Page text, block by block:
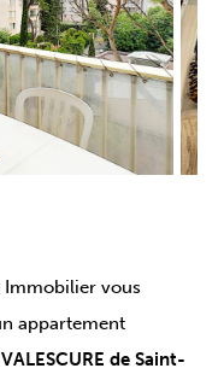
Immobilier vous
appartement
de Saint-